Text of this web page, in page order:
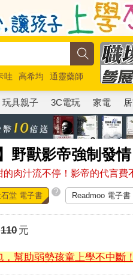
哇 高希均
通靈藥師
玩具親子 3C電玩 家電
野獸影帝強制發情
的肉汁流不停！影帝的代言
堂 電子書 ? Readmoo 電子書
110元
幫助弱勢孩童上學不中斷！